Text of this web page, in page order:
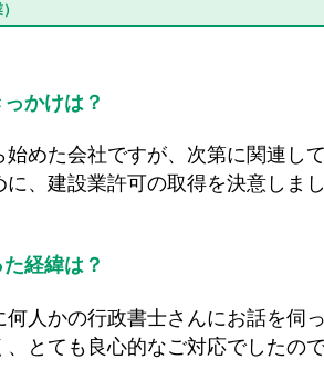
かけは？
めた会社ですが、次第に関連し
に、建設業許可の取得を決意しま
経緯は？
人かの行政書士さんにお話を伺
とても良心的なご対応でしたの